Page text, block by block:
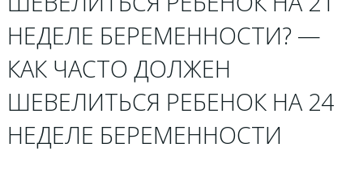
НЕДЕЛЕ БЕРЕМЕННОСТИ? —
КАК ЧАСТО ДОЛЖЕН
ШЕВЕЛИТЬСЯ РЕБЕНОК НА 24
НЕДЕЛЕ БЕРЕМЕННОСТИ